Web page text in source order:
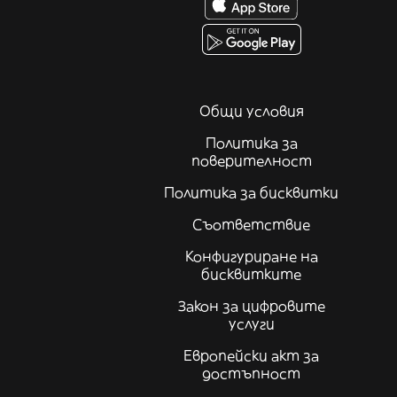
Общи условия
Политика за
поверителност
Политика за бисквитки
Съответствие
Конфигуриране на
бисквитките
Закон за цифровите
услуги
Европейски акт за
достъпност